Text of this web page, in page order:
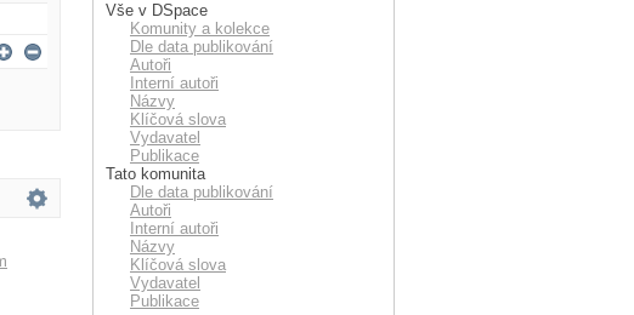
Vše v DSpace
Komunity a kolekce
Dle data publikování
Autoři
Interní autoři
Názvy
Klíčová slova
Vydavatel
Publikace
Tato komunita
Dle data publikování
Autoři
Interní autoři
Názvy
Klíčová slova
Vydavatel
Publikace